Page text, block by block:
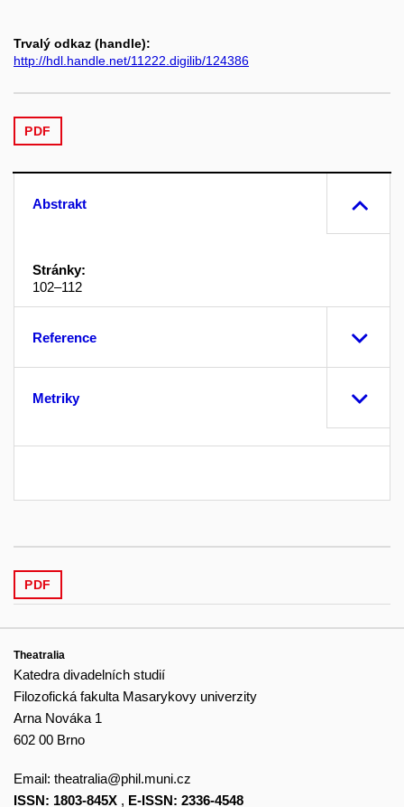
Trvalý odkaz (handle):
http://hdl.handle.net/11222.digilib/124386
PDF
Abstrakt
Stránky:
102–112
Reference
Metriky
PDF
Theatralia
Katedra divadelních studií
Filozofická fakulta Masarykovy univerzity
Arna Nováka 1
602 00 Brno
Email: theatralia@phil.muni.cz
ISSN: 1803-845X , E-ISSN: 2336-4548